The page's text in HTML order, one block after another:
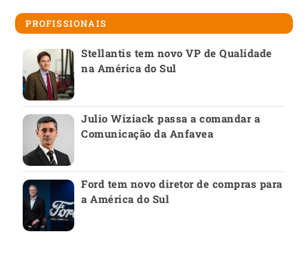
PROFISSIONAIS
Stellantis tem novo VP de Qualidade
na América do Sul
Julio Wiziack passa a comandar a
Comunicação da Anfavea
Ford tem novo diretor de compras para
a América do Sul